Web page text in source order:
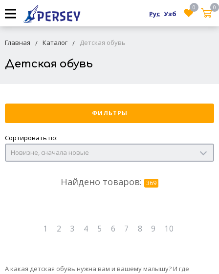
0
0
Рус Узб
Главная Каталог Детская обувь
Детская обувь
ФИЛЬТРЫ
Сортировать по:
Новизне, сначала новые
Найдено товаров: 369
1 2 3 4 5 6 7 8 9 10
А какая детская обувь нужна вам и вашему малышу? И где